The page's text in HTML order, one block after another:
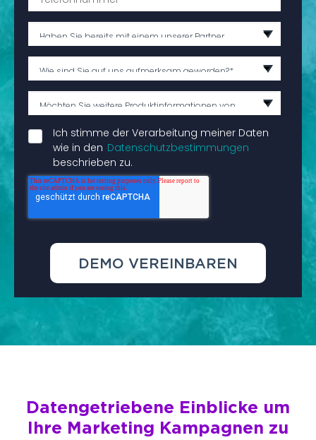
Ich stimme der Verarbeitung meiner Daten
wie in den Datenschutzbestimmungen
beschrieben zu.
Datengetriebene Einblicke um
Ihre Marketing Kampagnen zu